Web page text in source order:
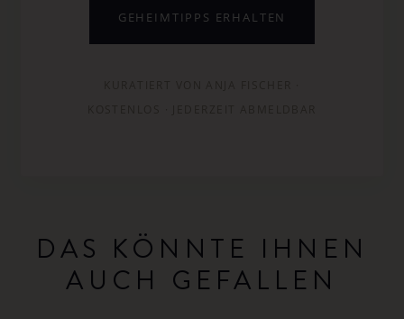
GEHEIMTIPPS ERHALTEN
DAS KÖNNTE IHNEN
AUCH GEFALLEN